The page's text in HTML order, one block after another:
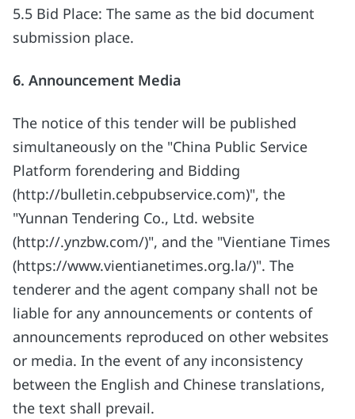
5.5 Bid Place: The same as the bid document
submission place.
6. Announcement Media
The notice of this tender will be published
simultaneously on the "China Public Service
Platform forendering and Bidding
(http://bulletin.cebpubservice.com)", the
"Yunnan Tendering Co., Ltd. website
(http://.ynzbw.com/)", and the "Vientiane Times
(https://www.vientianetimes.org.la/)". The
tenderer and the agent company shall not be
liable for any announcements or contents of
announcements reproduced on other websites
or media. In the event of any inconsistency
between the English and Chinese translations,
the text shall prevail.